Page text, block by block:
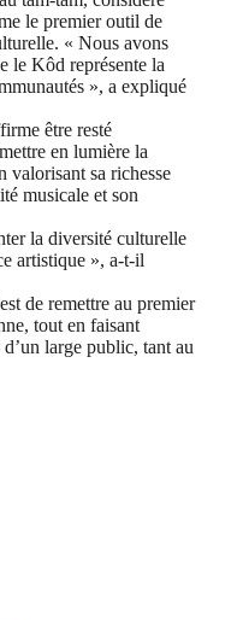
le premier outil de
« Nous avons
le Kôd représente la
», a expliqué
être resté
en lumière la
valorisant sa richesse
musicale et son
la diversité culturelle
artistique », a-t-il
de remettre au premier
tout en faisant
large public, tant au